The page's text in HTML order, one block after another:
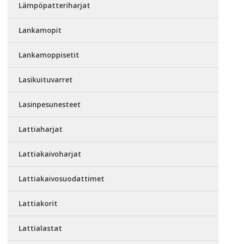
Lämpöpatteriharjat
Lankamopit
Lankamoppisetit
Lasikuituvarret
Lasinpesunesteet
Lattiaharjat
Lattiakaivoharjat
Lattiakaivosuodattimet
Lattiakorit
Lattialastat